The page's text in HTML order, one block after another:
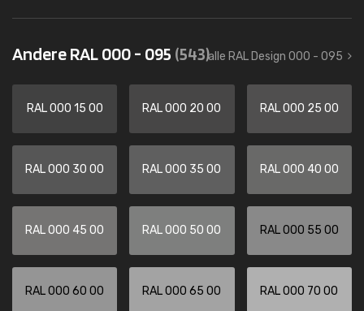
Andere RAL 000 - 095 (543)alle RAL Design 000 - 095
RAL 000 15 00 RAL 000 20 00 RAL 000 25 00
RAL 000 30 00 RAL 000 35 00 RAL 000 40 00
RAL 000 45 00 RAL 000 50 00 RAL 000 55 00
RAL 000 60 00 RAL 000 65 00 RAL 000 70 00